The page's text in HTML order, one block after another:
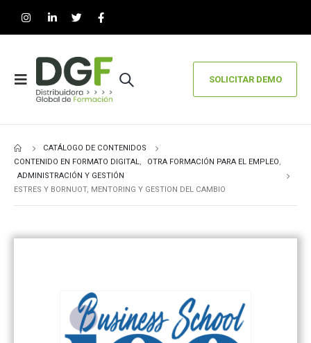
SOLICITAR DEMO
CATÁLOGO DE CONTENIDOS
CONTENIDO EN FORMATO DIGITAL, OTRA FORMACIÓN PARA EL EMPLEO,
ADMINISTRACIÓN Y GESTIÓN
ESTRES Y BORNUOT, MENTORING Y GESTION DEL CAMBIO